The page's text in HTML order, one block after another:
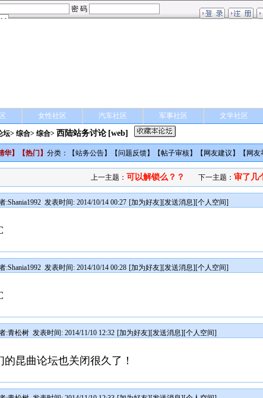
女性社区 汽车社区 军事社区 文学社区
坛> 综合> 综合> 西陆站务讨论 [web]
华】【热门 】 分类：【站务公告】【问题反馈】【帖子审核】【 网友建议 】【 网友
上一主题： 可以解锁么？？ 下一主题：审了几
:Shania1992 发表时间: 2014/10/14 00:27 [加为好友][发送消息][个人空间]
:Shania1992 发表时间: 2014/10/14 00:28 [加为好友][发送消息][个人空间]
:青松树 发表时间: 2014/11/10 12:32 [加为好友][发送消息][个人空间]
的昆曲论坛也关闭很久了！